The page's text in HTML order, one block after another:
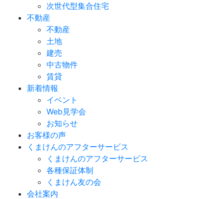
次世代型集合住宅
不動産
不動産
土地
建売
中古物件
賃貸
新着情報
イベント
Web見学会
お知らせ
お客様の声
くまけんのアフターサービス
くまけんのアフターサービス
各種保証体制
くまけん友の会
会社案内